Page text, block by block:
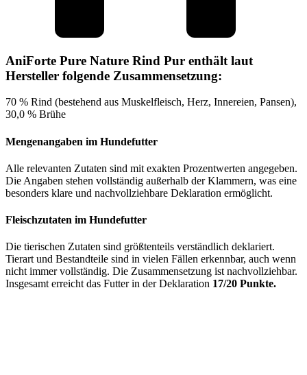
AniForte Pure Nature Rind Pur enthält laut
Hersteller folgende Zusammensetzung:
70 % Rind (bestehend aus Muskelfleisch, Herz, Innereien, Pansen),
30,0 % Brühe
Mengenangaben im Hundefutter
Alle relevanten Zutaten sind mit exakten Prozentwerten angegeben.
Die Angaben stehen vollständig außerhalb der Klammern, was eine
besonders klare und nachvollziehbare Deklaration ermöglicht.
Fleischzutaten im Hundefutter
Die tierischen Zutaten sind größtenteils verständlich deklariert.
Tierart und Bestandteile sind in vielen Fällen erkennbar, auch wenn
nicht immer vollständig. Die Zusammensetzung ist nachvollziehbar.
Insgesamt erreicht das Futter in der Deklaration 17/20 Punkte.